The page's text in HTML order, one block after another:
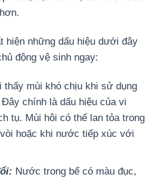
hiện những dấu hiệu dưới đây
động vệ sinh ngay:
thấy mùi khó chịu khi sử dụng
chính là dấu hiệu của vi
tụ. Mùi hôi có thể lan tỏa trong
hoặc khi nước tiếp xúc với
Nước trong bể có màu đục,